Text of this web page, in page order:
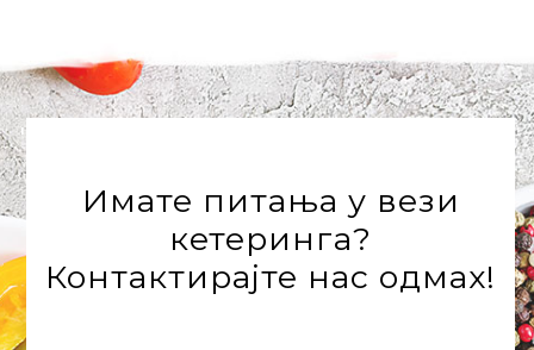
'
Имате питања у вези
кетеринга?
Контактирајте нас одмах!